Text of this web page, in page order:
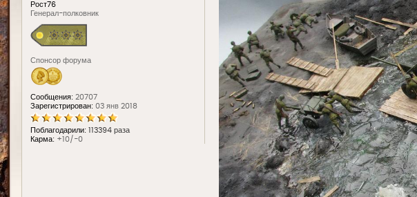
Рост76
Генерал-полковник
Спонсор форума
Сообщения: 20707
Зарегистрирован: 03 янв 2018
Поблагодарили: 113394 раза
Карма: +10/-0